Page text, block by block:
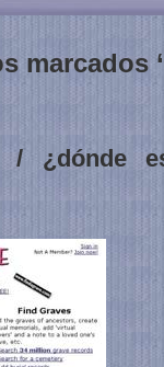
marcados
/ ¿dónde